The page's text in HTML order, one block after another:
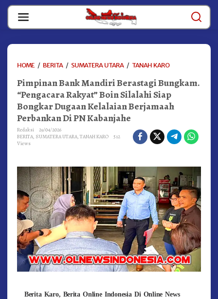
Skip
content
HOME / BERITA / SUMATERA UTARA / TANAH KAROPIMPINAN
MANDIRI
BUNGKAM.
"PENGACARA
SILALAHI
SIAP
KELALAIAN
BERJAMAAH
PERBANKAN
DI
PN
KABANJAHE
Pimpinan Bank Mandiri Berastagi Bungkam.
“Pengacara Rakyat” Boin Silalahi Siap
Bongkar Dugaan Kelalaian Berjamaah
Perbankan Di PN Kabanjahe
Redaksi
29/04/2026
BERITA, SUMATERA UTARA,TANAH KARO
512
Views
Berita Karo, Berita Online Indonesia Di Online News